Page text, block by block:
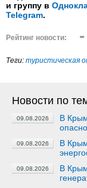
и группу в
Telegram.
Рейтинг новости: -
Теги: туристическая
Новости по
09.08.2026
В
09.08.2026
В
09.08.2026
В